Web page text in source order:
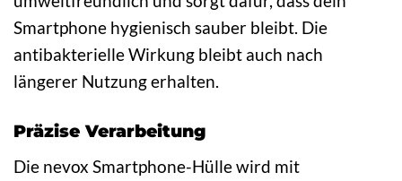
Smartphone hygienisch sauber bleibt. Die
antibakterielle Wirkung bleibt auch nach
längerer Nutzung erhalten.
Präzise Verarbeitung
Die nevox Smartphone-Hülle wird mit